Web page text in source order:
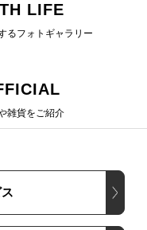
LIFE
るフォトギャラリー
雑貨をご紹介